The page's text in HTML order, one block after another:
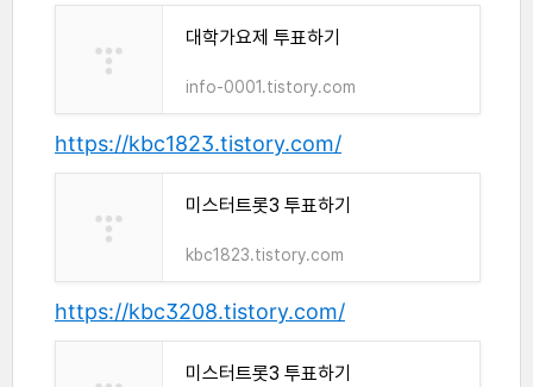
대학가요제 투표하기
info-0001.tistory.com
https://kbc1823.tistory.com/
미스터트롯3 투표하기
kbc1823.tistory.com
https://kbc3208.tistory.com/
미스터트롯3 투표하기